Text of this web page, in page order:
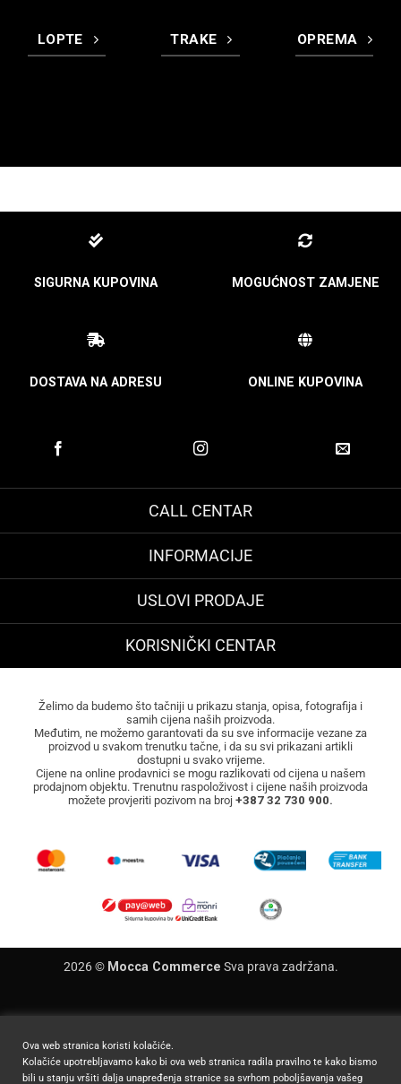
LOPTE TRAKE OPREMA
SIGURNA KUPOVINA MOGUĆNOST ZAMJENE
DOSTAVA NA ADRESU ONLINE KUPOVINA
CALL CENTAR
INFORMACIJE
USLOVI PRODAJE
KORISNIČKI CENTAR
Želimo da budemo što tačniji u prikazu stanja, opisa, fotografija i
samih cijena naših proizvoda.
Međutim, ne možemo garantovati da su sve informacije vezane za
proizvod u svakom trenutku tačne, i da su svi prikazani artikli
dostupni u svako vrijeme.
Cijene na online prodavnici se mogu razlikovati od cijena u našem
prodajnom objektu. Trenutnu raspoloživost i cijene naših proizvoda
možete provjeriti pozivom na broj +387 32 730 900.
2026 © Mocca Commerce Sva prava zadržana.
Ova web stranica koristi kolačiće.
Kolačiće upotrebljavamo kako bi ova web stranica radila pravilno te kako bismo
bili u stanju vršiti dalja unapređenja stranice sa svrhom poboljšavanja vašeg